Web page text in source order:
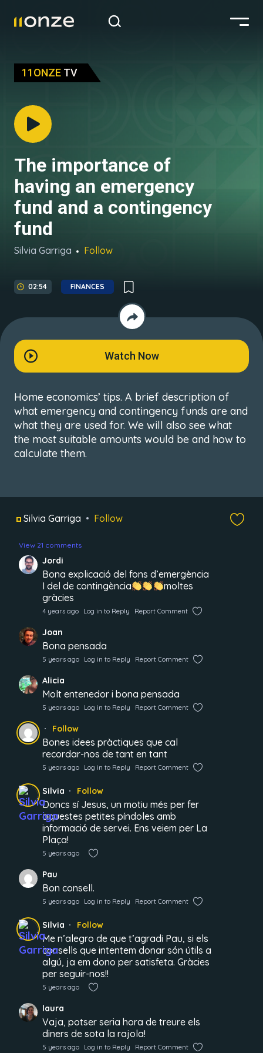
11ONZE TV
The importance of
having an emergency
fund and a contingency
fund
Silvia Garriga Follow
02:54 FINANCES
Watch Now
Home economics’ tips. A brief description of
what emergency and contingency funds are and
what they are used for. We will also see what
the most suitable amounts would be and how to
calculate them.
Silvia Garriga Follow
View 21 comments
Jordi
Bona explicació del fons d’emergència
I del de contingència
moltes
gràcies
4 years ago Log in to Reply Report Comment
Joan
Bona pensada
5 years ago Log in to Reply Report Comment
Alicia
Molt entenedor i bona pensada
5 years ago Log in to Reply Report Comment
Follow
Bones idees pràctiques que cal
recordar-nos de tant en tant
5 years ago Log in to Reply Report Comment
Silvia Follow
Doncs sí Jesus, un motiu més per fer
aquestes petites píndoles amb
informació de servei. Ens veiem per La
Plaça!
5 years ago
Pau
Bon consell.
5 years ago Log in to Reply Report Comment
Silvia Follow
Me n’alegro de que t’agradi Pau, si els
consells que intentem donar són útils a
algú, ja em dono per satisfeta. Gràcies
per seguir-nos!!
5 years ago
laura
Vaja, potser seria hora de treure els
diners de sota la rajola!
5 years ago Log in to Reply Report Comment